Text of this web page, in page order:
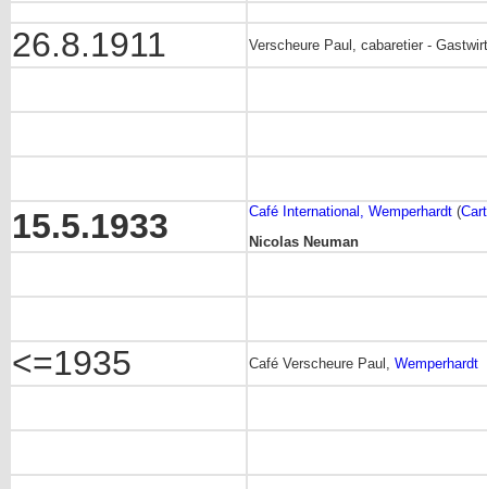
26.8.1911 Verscheure Paul, cabaretier -
15.5.1933 Café International, Wemperhardt (
Nicolas Neuman
<=1935 Café Verscheure Paul, Wemperhardt